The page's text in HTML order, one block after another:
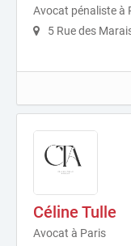
Avocat pénaliste à
5 Rue des
Céline Tulle
Avocat à Paris